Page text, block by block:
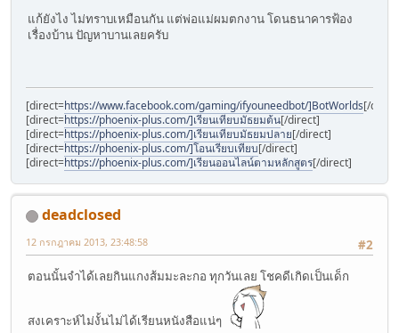
แก้ยังไง ไม่ทราบเหมือนกัน แต่พ่อแม่ผมตกงาน โดนธนาคารฟ้อง
เรื่องบ้าน ปัญหาบานเลยครับ
[direct=https://www.facebook.com/gaming/ifyouneedbot/]BotWorlds[/
[direct=https://phoenix-plus.com/]เรียนเทียบมัธยมต้น[/direct]
[direct=https://phoenix-plus.com/]เรียนเทียบมัธยมปลาย[/direct]
[direct=https://phoenix-plus.com/]โอนเรียบเทียบ[/direct]
[direct=https://phoenix-plus.com/]เรียนออนไลน์ตามหลักสูตร[/direct]
deadclosed
#2
12 กรกฎาคม 2013, 23:48:58
ตอนนั้นจำได้เลยกินแกงส้มมะละกอ ทุกวันเลย โชคดีเกิดเป็นเด็ก
สงเคราะห์ไม่งั้นไม่ได้เรียนหนังสือแน่ๆ